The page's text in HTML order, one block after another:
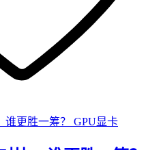
GPU显卡